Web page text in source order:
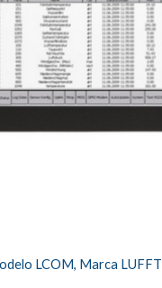
LCOM, Marca LUFFT